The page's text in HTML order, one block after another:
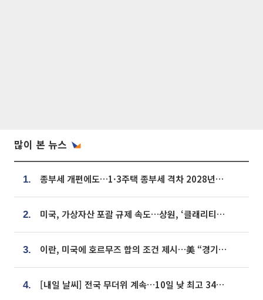
많이 본 뉴스
1. 종부세 개편에도…1·3주택 종부세 격차 2028년부터 확대
2. 미국, 가상자산 포괄 규제 속도…상원, ‘클래리티법’ 9월 절차투표 추진
3. 이란, 미국에 호르무즈 합의 조건 제시…美 “경기 아직 안 끝나” [종합]
4. [내일 날씨] 전국 무더위 계속…10일 낮 최고 34도 육박